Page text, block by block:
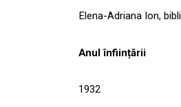
Elena-Adriana Ion,
Anul înființării
1932